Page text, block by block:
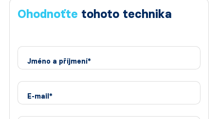
Ohodnoťte tohoto technika
Jméno a příjmení*
E-mail*